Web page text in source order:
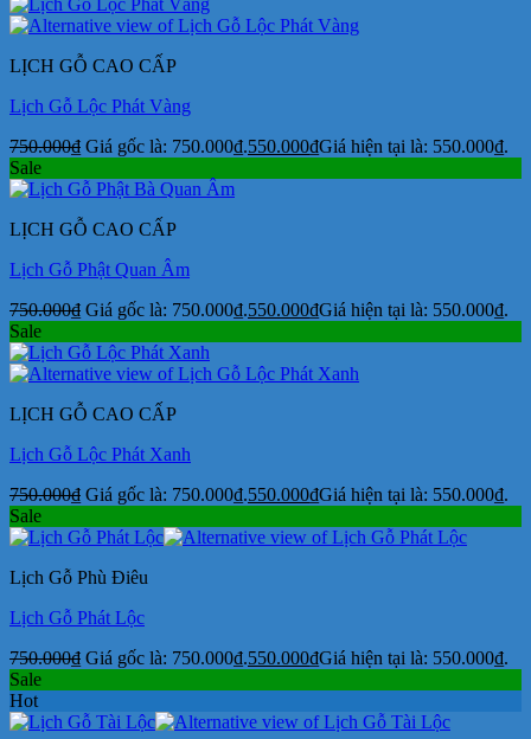
LỊCH GỖ CAO CẤP
Lịch Gỗ Lộc Phát Vàng
750.000₫ Giá gốc là: 750.000₫.550.000₫Giá hiện tại là: 550.000₫.
Sale
LỊCH GỖ CAO CẤP
Lịch Gỗ Phật Quan Âm
750.000₫ Giá gốc là: 750.000₫.550.000₫Giá hiện tại là: 550.000₫.
Sale
LỊCH GỖ CAO CẤP
Lịch Gỗ Lộc Phát Xanh
750.000₫ Giá gốc là: 750.000₫.550.000₫Giá hiện tại là: 550.000₫.
Sale
Lịch Gỗ Phù Điêu
Lịch Gỗ Phát Lộc
750.000₫ Giá gốc là: 750.000₫.550.000₫Giá hiện tại là: 550.000₫.
Sale
Hot